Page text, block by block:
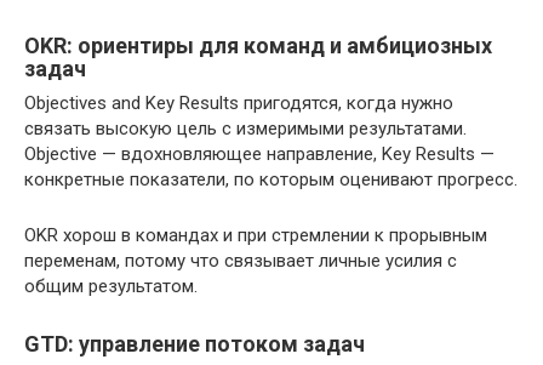
OKR: ориентиры для команд и амбициозных
задач
Objectives and Key Results пригодятся, когда нужно
связать высокую цель с измеримыми результатами.
Objective — вдохновляющее направление, Key Results —
конкретные показатели, по которым оценивают прогресс.
OKR хорош в командах и при стремлении к прорывным
переменам, потому что связывает личные усилия с
общим результатом.
GTD: управление потоком задач